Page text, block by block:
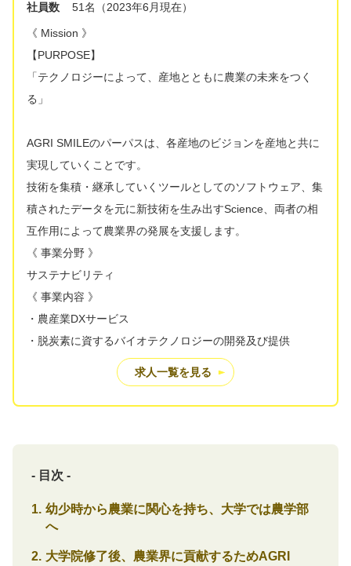
社員数
51名（2023年6月現在）
《 Mission 》
【PURPOSE】
「テクノロジーによって、産地とともに農業の未来をつく
る」
AGRI SMILEのパーパスは、各産地のビジョンを産地と共に
実現していくことです。
技術を集積・継承していくツールとしてのソフトウェア、集
積されたデータを元に新技術を生み出すScience、両者の相
互作用によって農業界の発展を支援します。
《 事業分野 》
サステナビリティ
《 事業内容 》
・農産業DXサービス
・脱炭素に資するバイオテクノロジーの開発及び提供
求人一覧を見る
- 目次 -
幼少時から農業に関心を持ち、大学では農学部
へ
大学院修了後、農業界に貢献するためAGRI